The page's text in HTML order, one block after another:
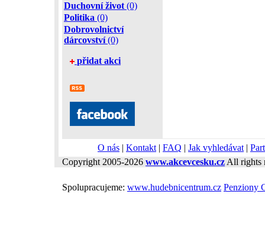
Duchovní život (0)
Politika (0)
Dobrovolnictví
dárcovství(0)
přidat akci
O nás | Kontakt | FAQ | Jak vyhledávat |
Copyright 2005-2026 www.akcevcesku.cz All rights
Spolupracujeme: www.hudebnicentrum.cz Penziony